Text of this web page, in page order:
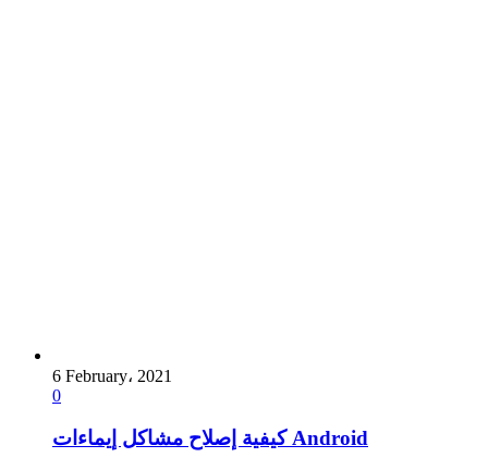
6 February، 2021
0
كيفية إصلاح مشاكل إيماءات Android